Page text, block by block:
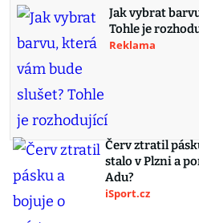
Jak vybrat
Tohle je
Reklama
Červ ztratil
stalo v Plzni a
Adu?
iSport.cz